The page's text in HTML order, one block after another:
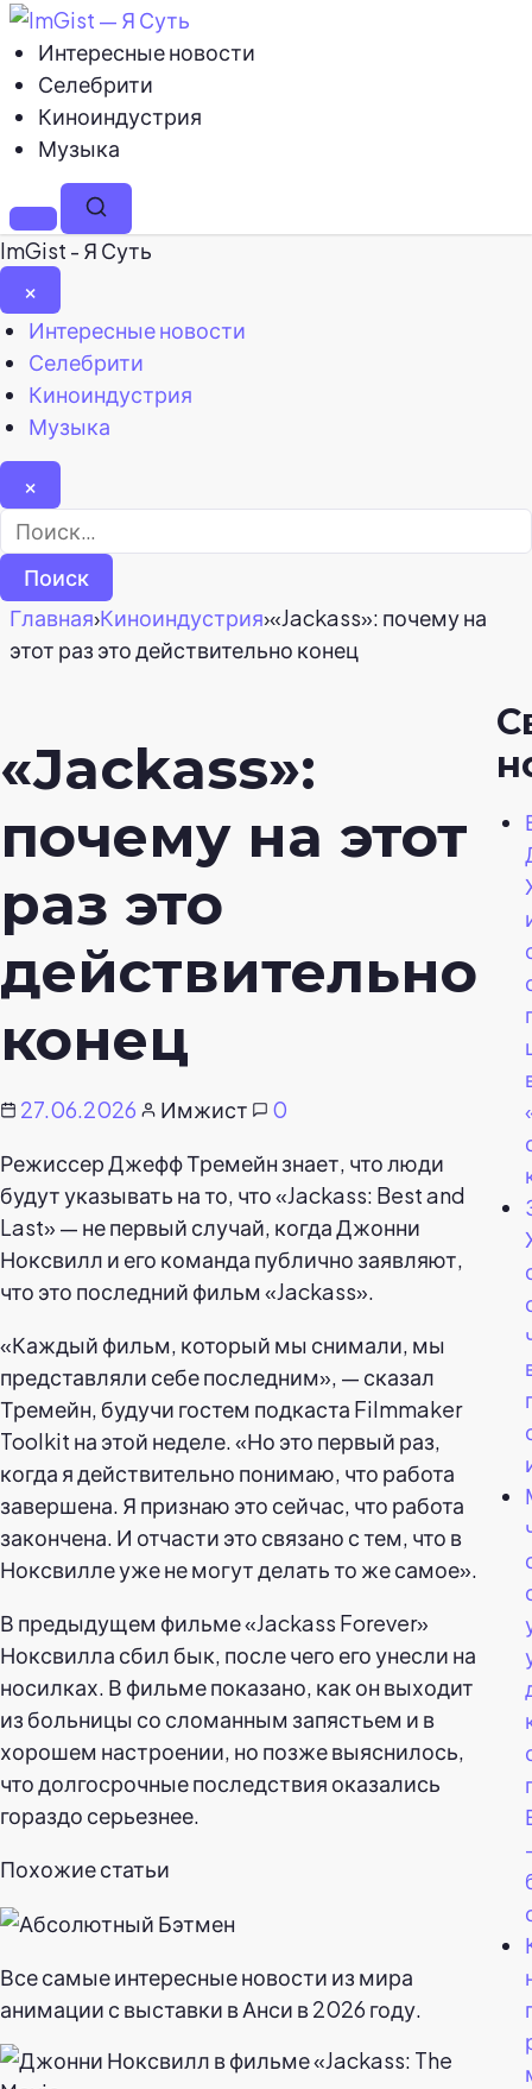
Интересные новости
Селебрити
Киноиндустрия
Музыка
МенюПоиск
ImGist - Я Суть
×
Закрыть
меню
Интересные новости
Селебрити
Киноиндустрия
Музыка
×
Найти:
Главная›Киноиндустрия›«Jackass»: почему на
этот раз это действительно конец
«Jackass»:
почему на этот
раз это
действительно
конец
27.06.2026 Имжист
0
Режиссер Джефф Тремейн знает, что люди
будут указывать на то, что «Jackass: Best and
Last» — не первый случай, когда Джонни
Ноксвилл и его команда публично заявляют,
что это последний фильм «Jackass».
«Каждый фильм, который мы снимали, мы
представляли себе последним», — сказал
Тремейн, будучи гостем подкаста Filmmaker
Toolkit на этой неделе. «Но это первый раз,
когда я действительно понимаю, что работа
завершена. Я признаю это сейчас, что работа
закончена. И отчасти это связано с тем, что в
Ноксвилле уже не могут делать то же самое».
В предыдущем фильме «Jackass Forever»
Ноксвилла сбил бык, после чего его унесли на
носилках. В фильме показано, как он выходит
из больницы со сломанным запястьем и в
хорошем настроении, но позже выяснилось,
что долгосрочные последствия оказались
гораздо серьезнее.
Похожие статьи
Все самые интересные новости из мира
анимации с выставки в Анси в 2026 году.